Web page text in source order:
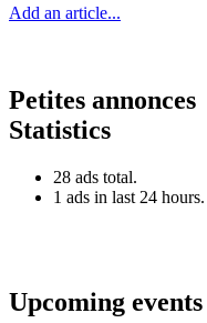
Add an article...
Petites annonces
Statistics
28 ads total.
1 ads in last 24 hours.
Upcoming events